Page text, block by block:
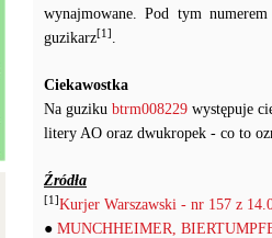
wynajmowane. Pod tym
guzikarz[1] .
Ciekawostka
Na guzikubtrm008229 występuje
litery AO oraz dwukropek - co to
Źródła
[1]Kurjer Warszawski - nr 157 z
● MUNCHHEIMER,